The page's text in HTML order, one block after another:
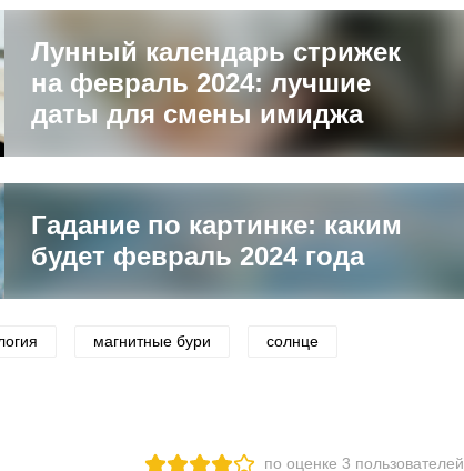
Лунный календарь стрижек
на февраль 2024: лучшие
даты для смены имиджа
Гадание по картинке: каким
будет февраль 2024 года
магнитные бури солнце
по оценке 3 пользователей